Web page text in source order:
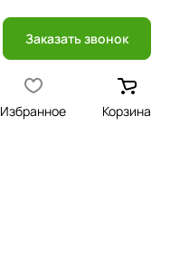
Заказать звонок
Избранное Корзина